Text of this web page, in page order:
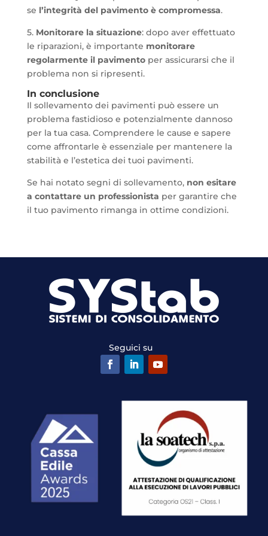
se l’integrità del pavimento è compromessa.
5. Monitorare la situazione: dopo aver effettuato
le riparazioni, è importante monitorare
regolarmente il pavimentoper assicurarsi che il
problema non si ripresenti.
In conclusione
Il sollevamento dei pavimenti può essere un
problema fastidioso e potenzialmente dannoso
per la tua casa. Comprendere le cause e sapere
come affrontarle è essenziale per mantenere la
stabilità e l’estetica dei tuoi pavimenti.
Se hai notato segni di sollevamento,non esitare
a contattare un professionista per garantire che
il tuo pavimento rimanga in ottime condizioni.
Seguici su